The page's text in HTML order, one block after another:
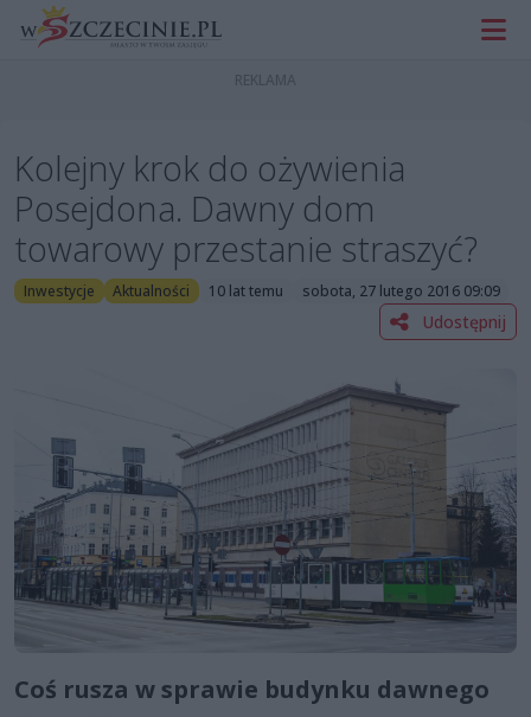
Kolejny krok do ożywienia
Posejdona. Dawny dom
towarowy przestanie straszyć?
Inwestycje Aktualności 10 lat temu sobota, 27 lutego 2016 09:09
Udostępnij
Coś rusza w sprawie budynku dawnego